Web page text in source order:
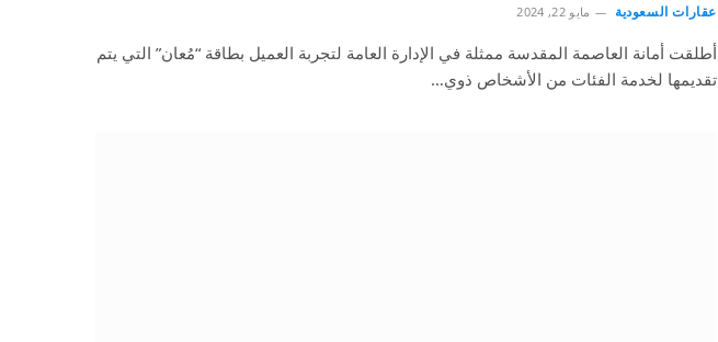
عقارات السعودية مايو 22, 2024
أطلقت أمانة العاصمة المقدسة ممثلة في الإدارة العامة لتجربة العميل بطاقة “مُعان” التي يتم
تقديمها لخدمة الفئات من الأشخاص ذوي…